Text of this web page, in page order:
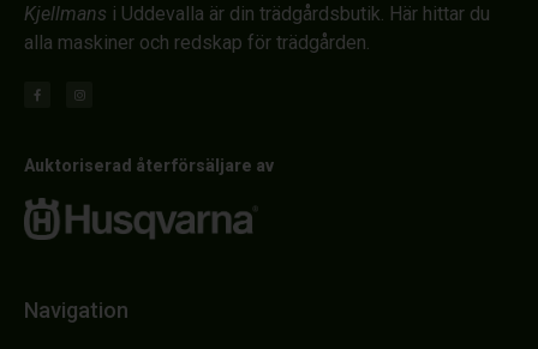
Kjellmans i Uddevalla är din trädgårdsbutik. Här hittar du
alla maskiner och redskap för trädgården.
Auktoriserad återförsäljare av
Navigation